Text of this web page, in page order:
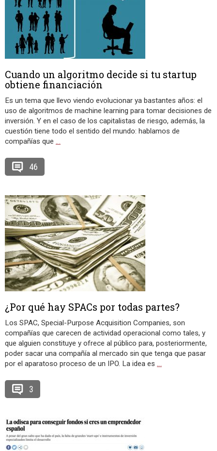
Cuando un algoritmo decide si tu startup
obtiene financiación
Es un tema que llevo viendo evolucionar ya bastantes años: el
uso de algoritmos de machine learning para tomar decisiones de
inversión. Y en el caso de los capitalistas de riesgo, además, la
cuestión tiene todo el sentido del mundo: hablamos de
compañías que …
46
¿Por qué hay SPACs por todas partes?
Los SPAC, Special-Purpose Acquisition Companies, son
compañías que carecen de actividad operacional como tales, y
que alguien constituye y ofrece al público para, posteriormente,
poder sacar una compañía al mercado sin que tenga que pasar
por el aparatoso proceso de un IPO. La idea es …
3